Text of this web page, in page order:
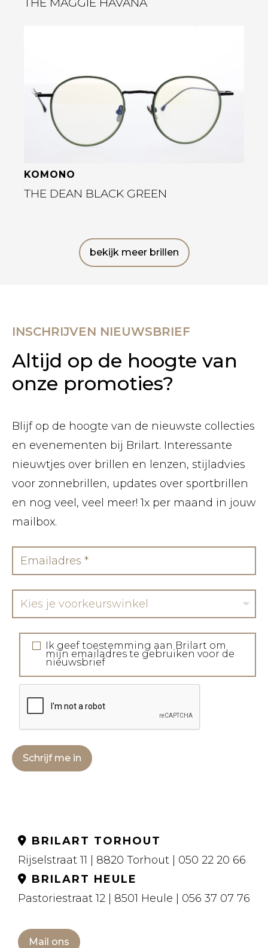
KOMONO
THE DEAN BLACK GREEN
bekijk meer brillen
INSCHRIJVEN NIEUWSBRIEF
Altijd op de hoogte van
onze promoties?
Blijf op de hoogte van de nieuwste collecties
en evenementen bij Brilart. Interessante
nieuwtjes over brillen en lenzen, stijladvies
voor zonnebrillen, updates over sportbrillen
en nog veel, veel meer! 1x per maand in jouw
mailbox.
Kies je voorkeurswinkel
Ik geef toestemming aan Brilart om
mijn emailadres te gebruiken voor de
nieuwsbrief
Schrijf me in
BRILART TORHOUT
Rijselstraat 11 | 8820 Torhout | 050 22 20 66
BRILART HEULE
Pastoriestraat 12 | 8501 Heule | 056 37 07 76
Mail ons